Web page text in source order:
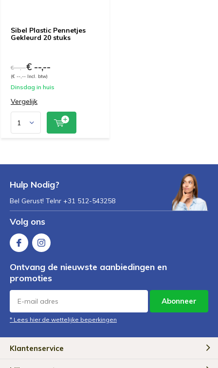
Sibel Plastic Pennetjes
Gekleurd 20 stuks
€ --,--€ --,--
(€ --,-- Incl. btw)
Dinsdag in huis
Vergelijk
Hulp Nodig?
Bel Gerust! Telnr +31 512-543258
Volg ons
Ontvang de nieuwste aanbiedingen en
promoties
Abonneer
* Lees hier de wettelijke beperkingen
Klantenservice